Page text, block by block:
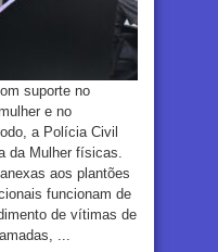
suporte no
e no
a Polícia Civil
da Mulher físicas.
aos plantões
funcionam de
de vítimas de
...